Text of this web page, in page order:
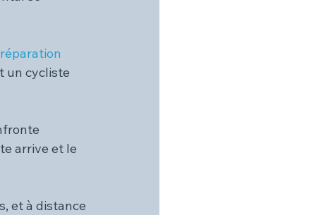
un cycliste
arrive et le
et à distance